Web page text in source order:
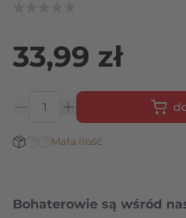
33,99 zł
Stan magazynowy:
Mała ilość
Bohaterowie są wśród